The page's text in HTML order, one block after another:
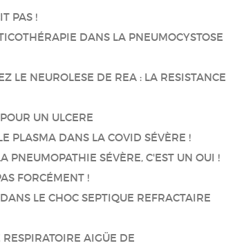
PAS !
DANS LA PNEUMOCYSTOSE
LE NEUROLESE DE REA : LA RESISTANCE
UN ULCERE
PLASMA DANS LA COVID SÉVÈRE !
PNEUMOPATHIE SÉVÈRE, C'EST UN OUI !
FORCÉMENT !
LE CHOC SEPTIQUE REFRACTAIRE
AIGÜE DE